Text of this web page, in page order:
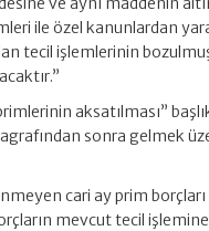
ile özel kanunlardan
tecil işlemlerinin
aksatılması”
sonra gelmek
cari ay prim
mevcut tecil